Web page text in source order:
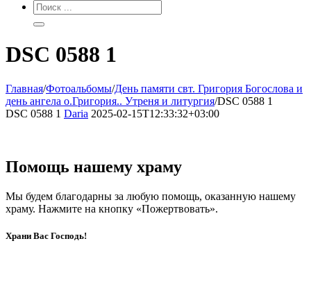
DSC 0588 1
Главная/Фотоальбомы/День памяти свт. Григория Богослова и
день ангела о.Григория.. Утреня и литургия/DSC 0588 1
DSC 0588 1 Daria 2025-02-15T12:33:32+03:00
Помощь нашему храму
Мы будем благодарны за любую помощь, оказанную нашему
храму. Нажмите на кнопку «Пожертвовать».
Храни Вас Господь!